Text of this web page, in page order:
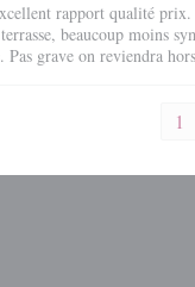
rapport qualité
beaucoup moins
Pas grave on reviendra
1